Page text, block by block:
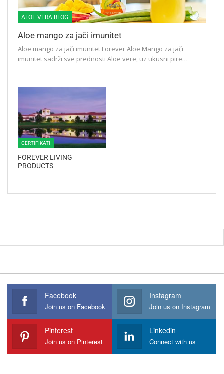
ALOE VERA BLOG
Aloe mango za jači imunitet
Aloe mango za jači imunitet Forever Aloe Mango za jači
imunitet sadrži sve prednosti Aloe vere, uz ukusni pire…
CERTIFIKATI
FOREVER LIVING
PRODUCTS
Facebook
Join us on Facebook
Instagram
Join us on Instagram
Pinterest
Join us on Pinterest
Linkedin
Connect with us